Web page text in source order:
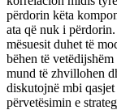
përdorin këta
ata që nuk i
mësuesit duhet të
bëhen të
mund të zhvillohen
diskutojnë mbi
përvetësimin e